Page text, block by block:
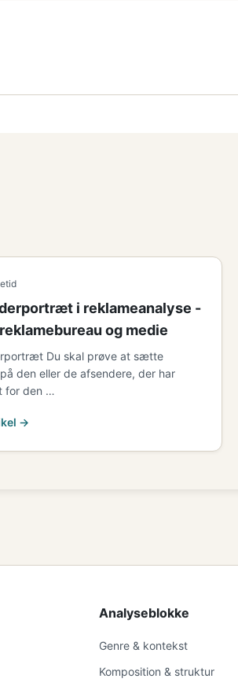
i reklameanalyse -
og medie
Du skal prøve at sætte
på den eller de afsendere, der har
for den …
→
Analyseblokke
Genre & kontekst
Komposition & struktur